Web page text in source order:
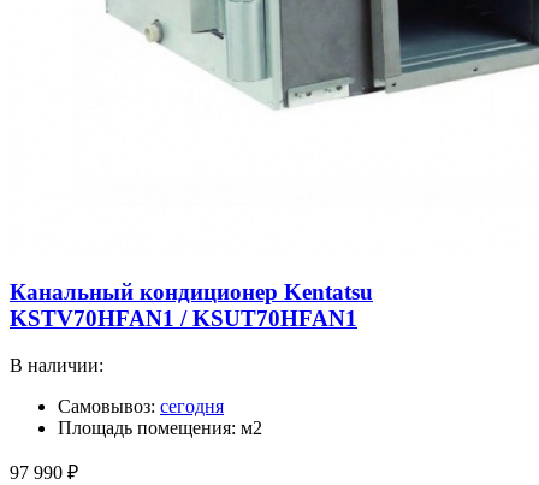
Канальный кондиционер Kentatsu
KSTV70HFAN1 / KSUT70HFAN1
В наличии:
Самовывоз: сегодня
Площадь помещения: м2
97 990 ₽